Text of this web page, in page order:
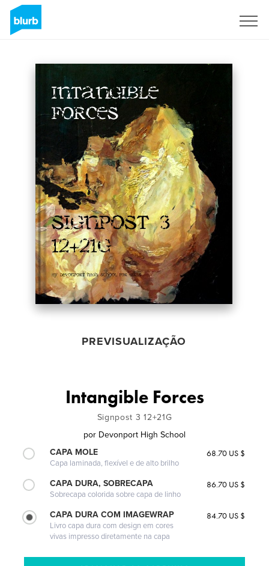
PREVISUALIZAÇÃO
Intangible Forces
Signpost 3 12+21G
por Devonport High School
CAPA MOLE
Capa laminada, flexível e de alto brilho
68.70 US $
CAPA DURA, SOBRECAPA
Sobrecapa colorida sobre capa de linho
86.70 US $
CAPA DURA COM IMAGEWRAP
Livro capa dura com design em cores
vivas impresso diretamente na capa
84.70 US $